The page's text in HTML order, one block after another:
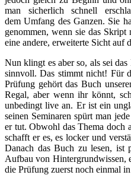
man sicherlich schnell
dem Umfang des Ganzen. Sie
genommen, wenn sie das
eine andere, erweiterte Sicht auf
Nun klingt es aber so, als sei
sinnvoll. Das stimmt nicht! Für
Prüfung gehört das Buch
Regal, aber wenn ihr könnt,
unbedingt live an. Er ist ein
seinen Seminaren spürt man
er tut. Obwohl das Thema doch
schafft er es, es locker und
Danach das Buch zu lesen, ist
Aufbau von Hintergrundwissen,
die Prüfung zuerst noch einmal